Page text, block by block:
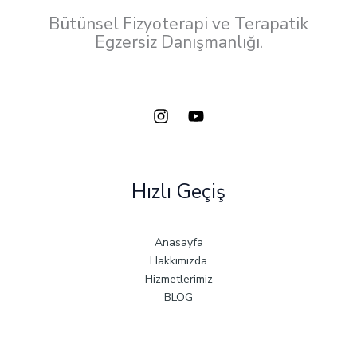
Bütünsel Fizyoterapi ve Terapatik
Egzersiz Danışmanlığı.
Hızlı Geçiş
Anasayfa
Hakkımızda
Hizmetlerimiz
BLOG